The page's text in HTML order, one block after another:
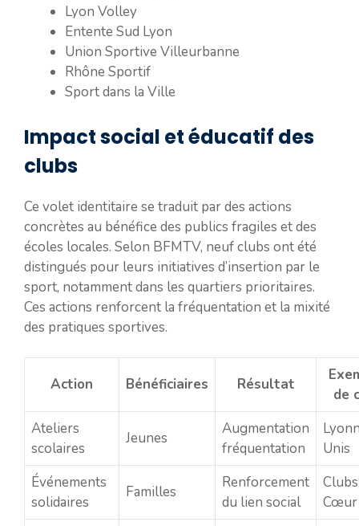
Lyon Volley
Entente Sud Lyon
Union Sportive Villeurbanne
Rhône Sportif
Sport dans la Ville
Impact social et éducatif des
clubs
Ce volet identitaire se traduit par des actions
concrètes au bénéfice des publics fragiles et des
écoles locales. Selon BFMTV, neuf clubs ont été
distingués pour leurs initiatives d’insertion par le
sport, notamment dans les quartiers prioritaires.
Ces actions renforcent la fréquentation et la mixité
des pratiques sportives.
Action Bénéficiaires Résultat
de
Ateliers
scolaires
Jeunes
Augmentation
fréquentation
Unis
Événements
solidaires
Familles
Renforcement
du lien social
Cœur